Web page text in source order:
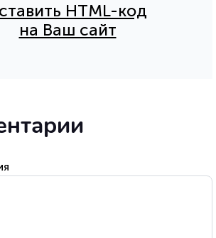
HTML-код
на Ваш сайт